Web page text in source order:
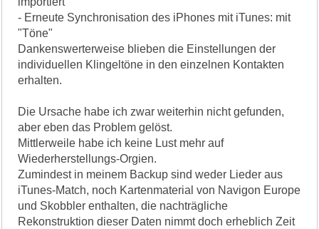
- Erneute Synchronisation des iPhones mit iTunes: mit
"Töne"
Dankenswerterweise blieben die Einstellungen der
individuellen Klingeltöne in den einzelnen Kontakten
erhalten.
Die Ursache habe ich zwar weiterhin nicht gefunden,
aber eben das Problem gelöst.
Mittlerweile habe ich keine Lust mehr auf
Wiederherstellungs-Orgien.
Zumindest in meinem Backup sind weder Lieder aus
iTunes-Match, noch Kartenmaterial von Navigon Europe
und Skobbler enthalten, die nachträgliche
Rekonstruktion dieser Daten nimmt doch erheblich Zeit